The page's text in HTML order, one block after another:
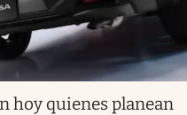
hoy quienes planean